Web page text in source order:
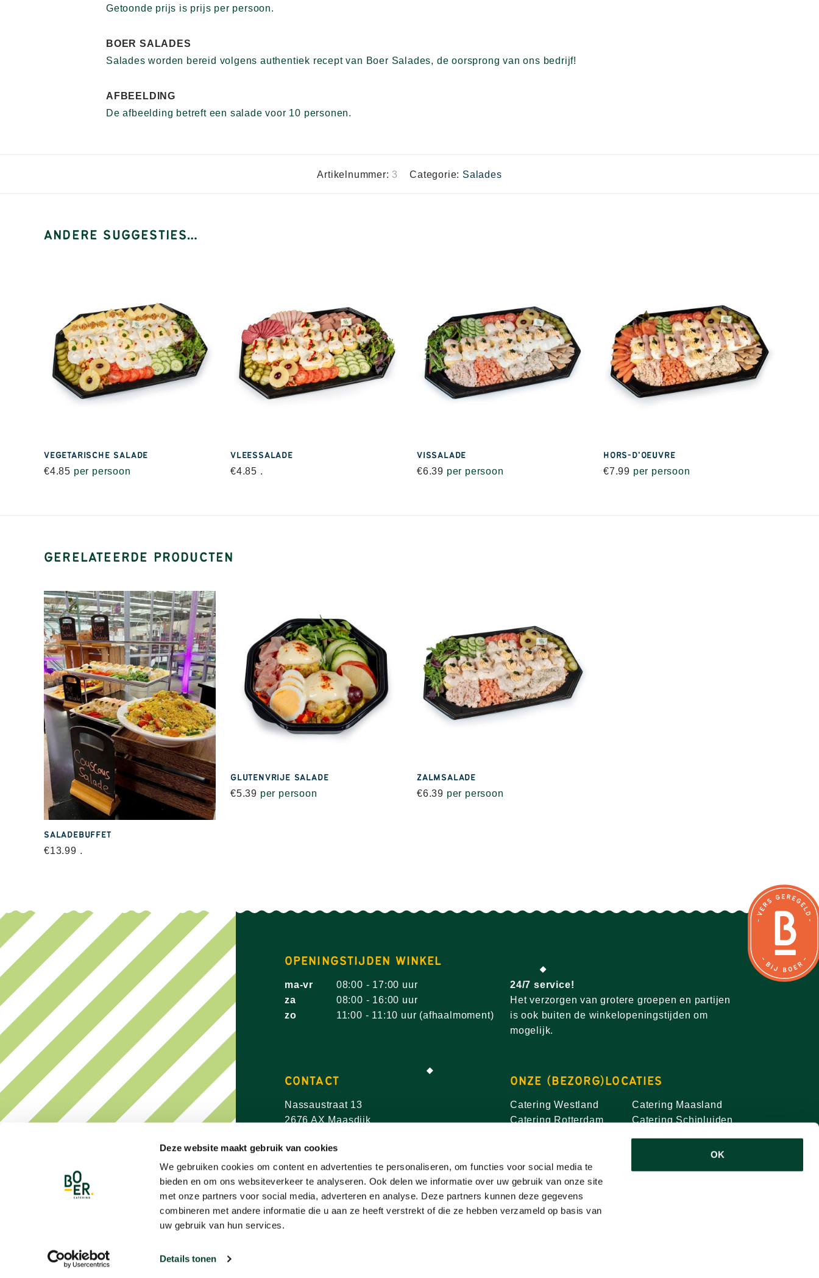
Deze website maakt gebruik van cookies
We gebruiken cookies om content en advertenties te personaliseren, om functies voor social media te
bieden en om ons websiteverkeer te analyseren. Ook delen we informatie over uw gebruik van onze site
met onze partners voor social media, adverteren en analyse. Deze partners kunnen deze gegevens
combineren met andere informatie die u aan ze heeft verstrekt of die ze hebben verzameld op basis van
uw gebruik van hun services.
Details tonen
OK
Getoonde prijs is prijs per persoon.
BOER SALADES
Salades worden bereid volgens authentiek recept van Boer Salades, de oorsprong van ons bedrijf!
AFBEELDING
De afbeelding betreft een salade voor 10 personen.
Artikelnummer: 3 Categorie: Salades
ANDERE SUGGESTIES…
VEGETARISCHE SALADE
€4.85 per persoon
VLEESSALADE
€4.85 .
VISSALADE
€6.39 per persoon
HORS-D’OEUVRE
€7.99 per persoon
GERELATEERDE PRODUCTEN
SALADEBUFFET
€13.99 .
GLUTENVRIJE SALADE
€5.39 per persoon
ZALMSALADE
€6.39 per persoon
OPENINGSTIJDEN WINKEL
ma-vr
08:00 - 17:00 uur
za
08:00 - 16:00 uur
zo
11:00 - 11:10 uur (afhaalmoment)
24/7 service!
Het verzorgen van grotere groepen en partijen
is ook buiten de winkelopeningstijden om
mogelijk.
CONTACT
Nassaustraat 13
2676 AX Maasdijk
ONZE (BEZORG)LOCATIES
Catering Westland
Catering Rotterdam
Catering Schiedam
Catering Vlaardingen
Catering Rijswijk
Catering Maasdijk
Catering Maasland
Catering Schipluiden